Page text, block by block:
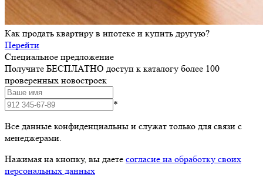
Как продать квартиру в ипотеке и купить другую?
Перейти
Специальное предложение
Получите БЕСПЛАТНО доступ к каталогу более 100
проверенных новостроек
*
Все данные конфиденциальны и служат только для связи с
менеджерами.
Нажимая на кнопку, вы даете согласие на обработку своих
персональных данных